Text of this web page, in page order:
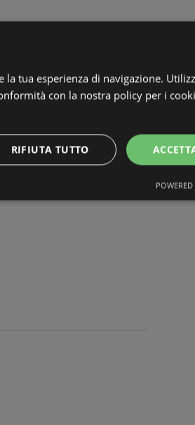
tua esperienza di navigazione.
con la nostra policy per i
RIFIUTA TUTTO